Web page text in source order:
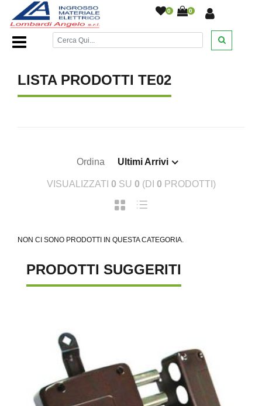
0 0
Home Page/
LISTA PRODOTTI TE02
Ordina Ultimi Arrivi
VISUALIZZATI 0 SU 0 (DI 0 PRODOTTI)
NON CI SONO PRODOTTI IN QUESTA CATEGORIA.
PRODOTTI SUGGERITI